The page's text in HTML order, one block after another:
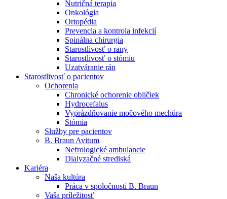
a prípravu pacientov k jednotlivým metódam náhrady funkcie
obličiek. Zvoľte si mesto, ktoré potrebujete a navštívte nás.
Nutričná terapia
Onkológia
Ortopédia
Prevencia a kontrola infekcií
Spinálna chirurgia
Starostlivosť o rany
Starostlivosť o stómiu
Uzatváranie rán
Starostlivosť o pacientov
Ochorenia
Chronické ochorenie obličiek
Hydrocefalus
Vyprázdňovanie močového mechúra
Stómia
Služby pre pacientov
B. Braun Avitum
Nefrologické ambulancie
Dialyzačné strediská
Kariéra
Naša kultúra
Práca v spoločnosti B. Braun
Vaša príležitosť